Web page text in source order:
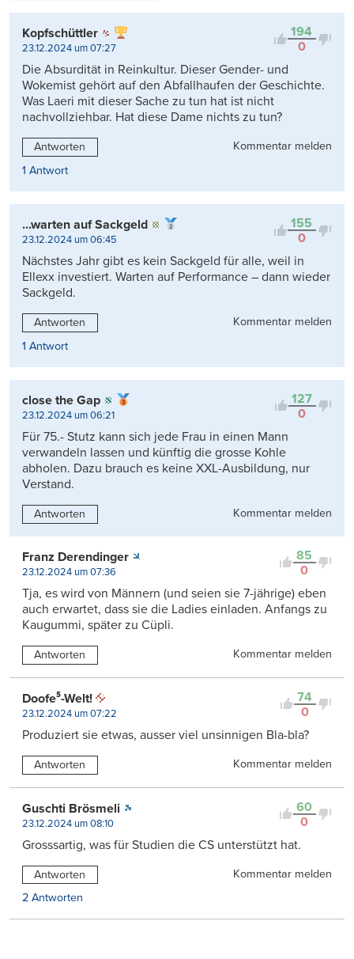
Kontrovers
194
0
Kopfschüttler
23.12.2024 um 07:27
Die Absurdität in Reinkultur. Dieser Gender- und
Wokemist gehört auf den Abfallhaufen der Geschichte.
Was Laeri mit dieser Sache zu tun hat ist nicht
nachvollziehbar. Hat diese Dame nichts zu tun?
Antworten
Kommentar melden
1 Antwort
155
0
...warten auf Sackgeld
23.12.2024 um 06:45
Nächstes Jahr gibt es kein Sackgeld für alle, weil in
Ellexx investiert. Warten auf Performance – dann wieder
Sackgeld.
Antworten
Kommentar melden
1 Antwort
127
0
close the Gap
23.12.2024 um 06:21
Für 75.- Stutz kann sich jede Frau in einen Mann
verwandeln lassen und künftig die grosse Kohle
abholen. Dazu brauch es keine XXL-Ausbildung, nur
Verstand.
Antworten Kommentar melden
85
0
Franz Derendinger
23.12.2024 um 07:36
Tja, es wird von Männern (und seien sie 7-jährige) eben
auch erwartet, dass sie die Ladies einladen. Anfangs zu
Kaugummi, später zu Cüpli.
Antworten Kommentar melden
74
0
Doofe⁵-Welt!
23.12.2024 um 07:22
Produziert sie etwas, ausser viel unsinnigen Bla-bla?
Antworten Kommentar melden
60
0
Guschti Brösmeli
23.12.2024 um 08:10
Grosssartig, was für Studien die CS unterstützt hat.
Antworten
Kommentar melden
2 Antworten